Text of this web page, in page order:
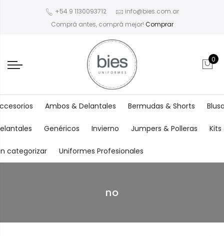
+54 9 1130093712
info@bies.com.ar
Comprá antes, comprá mejor! Comprar
0
Ambos & Delantales Bermudas & Shorts
Genéricos Invierno Jumpers & Polleras
categorizar Uniformes Profesionales
no